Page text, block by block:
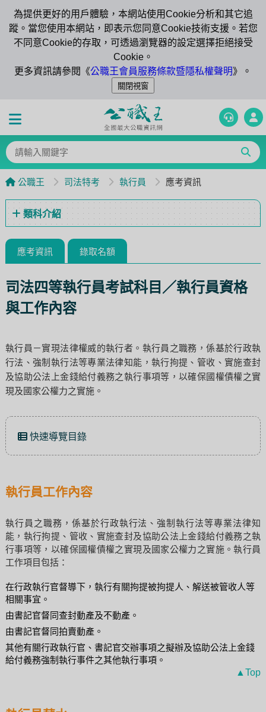
為提供更好的用戶體驗，本網站使用Cookie分析和其它追
蹤。當您使用本網站，即表示您同意Cookie技術支援。若您
不同意Cookie的存取，可透過瀏覽器的設定選擇拒絕接受
Cookie。
更多資訊請參閱《公職王會員服務條款暨隱私權聲明》。
公職王 司法特考 執行員 應考資訊
類科介紹
應考資訊 錄取名額
司法四等執行員考試科目／執行員資格
與工作內容
執行員－實現法律權威的執行者。執行員之職務，係基於行政執
行法、強制執行法等專業法律知能，執行拘提、管收、實施查封
及協助公法上金錢給付義務之執行事項等，以確保國權債權之實
現及國家公權力之實施。
快速導覽目錄
執行員工作內容
執行員之職務，係基於行政執行法、強制執行法等專業法律知
能，執行拘提、管收、實施查封及協助公法上金錢給付義務之執
行事項等，以確保國權債權之實現及國家公權力之實施。執行員
工作項目包括：
在行政執行官督導下，執行有關拘提被拘提人、解送被管收人等
相關事宜。
由書記官督同查封動產及不動產。
由書記官督同拍賣動產。
其他有關行政執行官、書記官交辦事項之擬辦及協助公法上金錢
給付義務強制執行事件之其他執行事項。
▲Top